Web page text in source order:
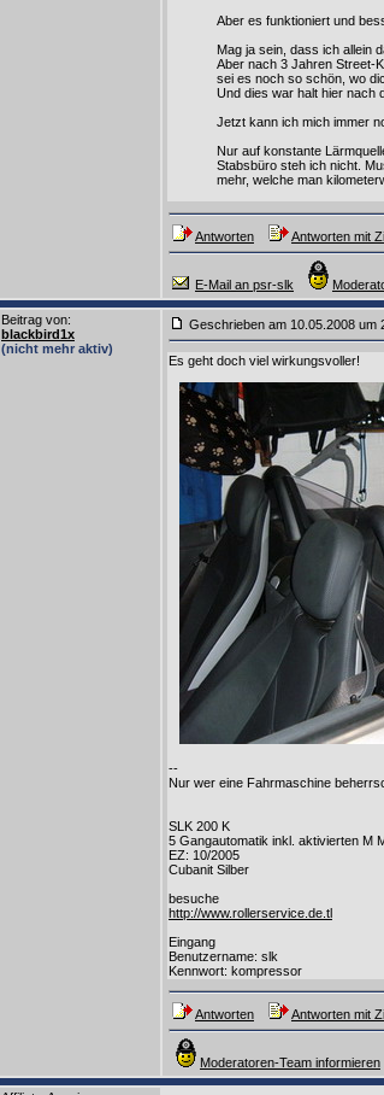
Aber es funktioniert und
Mag ja sein, dass ich allein
Aber nach 3 Jahren Street-
sei es noch so schön, wo
Und dies war halt hier nach
Jetzt kann ich mich immer
Nur auf konstante
Stabsbüro steh ich nicht.
mehr, welche man
Antworten Antworten mit
E-Mail an psr-slk
Beitrag von:
blackbird1x
(nicht mehr aktiv)
Geschrieben am 10.05.2008 um
Es geht doch viel wirkungsvoller!
--
Nur wer eine Fahrmaschine
SLK 200 K
5 Gangautomatik inkl. aktivierten M
EZ: 10/2005
Cubanit Silber
besuche
http://www.rollerservice.de.tl
Eingang
Benutzername: slk
Kennwort: kompressor
Antworten Antworten mit
Moderatoren-Team informieren